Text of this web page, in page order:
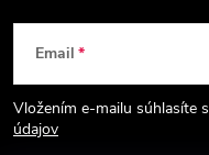
Z
á
p
Email
Vložením e-mailu súhlasíte s
údajov